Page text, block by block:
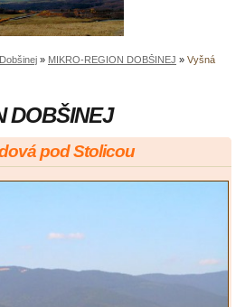
» MIKRO-REGION DOBŠINEJ » Vyšná
DOBŠINEJ
pod Stolicou